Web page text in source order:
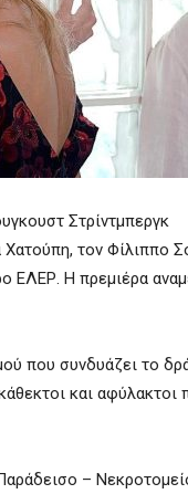
Στρίντμπεργκ
τον Φίλιππο
ΕΛΕΡ. Η πρεμιέρα
που συνδυάζει το
και αφύλακτοι
–